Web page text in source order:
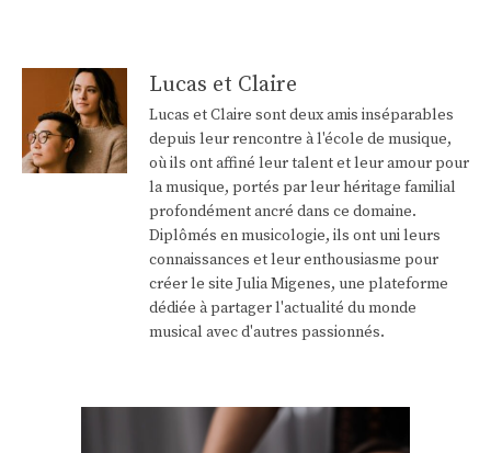
Lucas et Claire
Lucas et Claire sont deux amis inséparables
depuis leur rencontre à l'école de musique,
où ils ont affiné leur talent et leur amour pour
la musique, portés par leur héritage familial
profondément ancré dans ce domaine.
Diplômés en musicologie, ils ont uni leurs
connaissances et leur enthousiasme pour
créer le site Julia Migenes, une plateforme
dédiée à partager l'actualité du monde
musical avec d'autres passionnés.